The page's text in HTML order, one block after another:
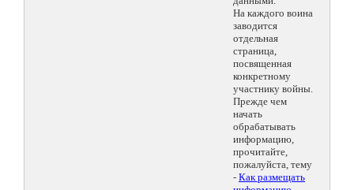
На каждого воина
заводится
отдельная
страница,
посвященная
конкретному
участнику войны.
Прежде чем
начать
обрабатывать
информацию,
прочитайте,
пожалуйста, тему
- Как размещать